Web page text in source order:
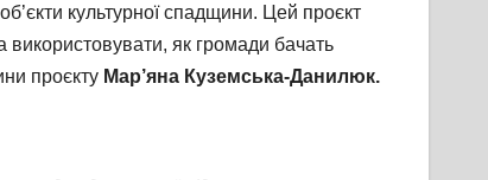
культурної спадщини. Цей проєкт
використовувати, як громади бачать
проєкту Мар’яна Куземська-Данилюк.